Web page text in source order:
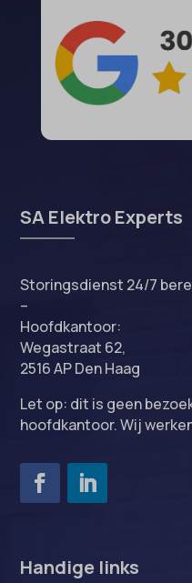
SA Elektro Experts
Storingsdienst 24/7
–
Hoofdkantoor:
Wegastraat 62,
2516 AP Den Haag
Let op: dit is geen
hoofdkantoor. Wij
Handige links